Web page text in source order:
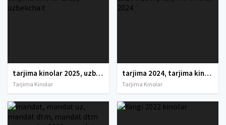
tarjima kinolar 2025, uzbek tarjima kinolar 2025, tarjima kinolar uzbek tilida 2025, tarjima kinolar o zbek 2025, tarjima kinolar o zbek tilida 2025, yangi tarjima kinolar 2025, uzmovi tarjima kinolar 2025, uzmovi com tarjima kinolar 2025, uzbekcha t
Tarjima Kinolar
tarjima 2024, tarjima kinolar 2024, uzbek tarjima 2024, tarjima kinolar tilida tilida 2024, uzbek tilida tarjima 2024, kino tarjima 2024, uzbek tarjima kinolar 2024, tarjima kinolar 2024 uzbek tilida, tarjima kinolar 2024 o zbek, tarjima kinolar 2024
Tarjima Kinolar